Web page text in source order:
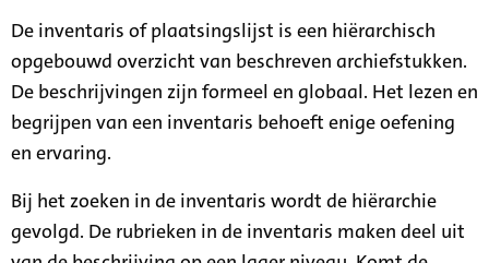
De inventaris of plaatsingslijst is een hiërarchisch
opgebouwd overzicht van beschreven archiefstukken.
De beschrijvingen zijn formeel en globaal. Het lezen en
begrijpen van een inventaris behoeft enige oefening
en ervaring.
Bij het zoeken in de inventaris wordt de hiërarchie
gevolgd. De rubrieken in de inventaris maken deel uit